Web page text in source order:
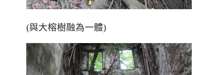
(與大榕樹融為一體)